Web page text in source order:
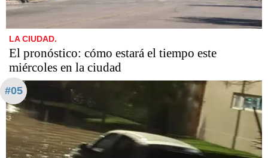
LA CIUDAD.
El pronóstico: cómo estará el tiempo este
miércoles en la ciudad
#05